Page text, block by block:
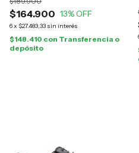
$164.900 13% OFF
6x $27.483,33 sin interés
$148.410 con Transferencia o
depósito